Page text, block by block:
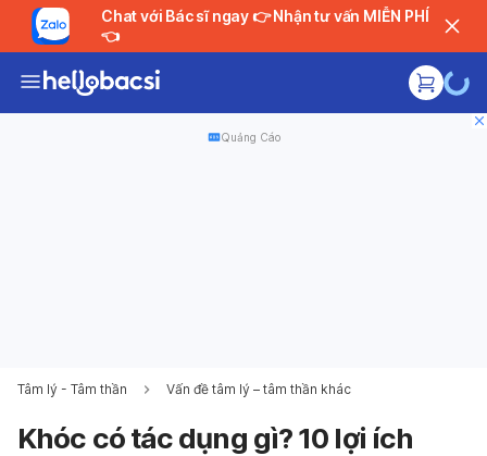
Chat với Bác sĩ ngay 👉 Nhận tư vấn MIỄN PHÍ
👈
Quảng Cáo
Tâm lý - Tâm thần Vấn đề tâm lý – tâm thần khác
Khóc có tác dụng gì? 10 lợi ích